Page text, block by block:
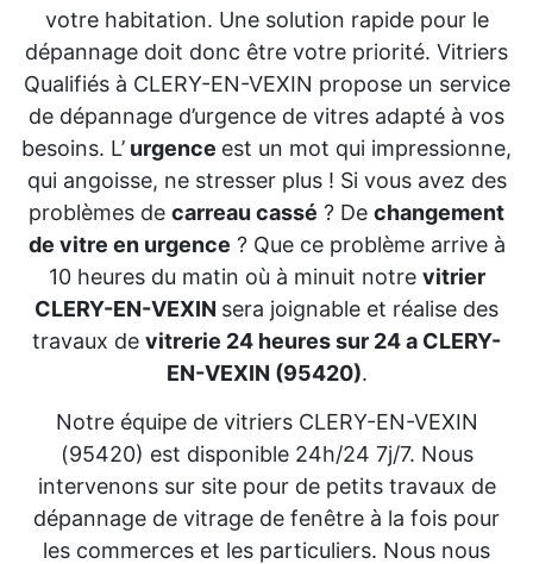
votre habitation. Une solution rapide pour le
dépannage doit donc être votre priorité. Vitriers
Qualifiés à CLERY-EN-VEXIN propose un service
de dépannage d’urgence de vitres adapté à vos
besoins. L’ urgence est un mot qui impressionne,
qui angoisse, ne stresser plus ! Si vous avez des
problèmes de carreau cassé ? De changement
de vitre en urgence ? Que ce problème arrive à
10 heures du matin où à minuit notre vitrier
CLERY-EN-VEXIN sera joignable et réalise des
travaux de vitrerie 24 heures sur 24 a CLERY-
EN-VEXIN (95420).
Notre équipe de vitriers CLERY-EN-VEXIN
(95420) est disponible 24h/24 7j/7. Nous
intervenons sur site pour de petits travaux de
dépannage de vitrage de fenêtre à la fois pour
les commerces et les particuliers. Nous nous